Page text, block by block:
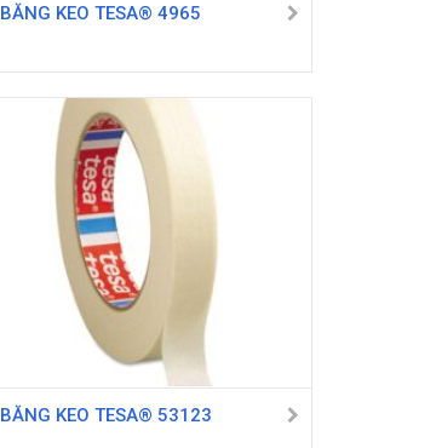
BĂNG KEO TESA® 4965
BĂNG KEO TESA® 53123